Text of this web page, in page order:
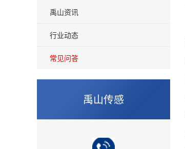
禹山资讯
行业动态
常见问答
禹山传感